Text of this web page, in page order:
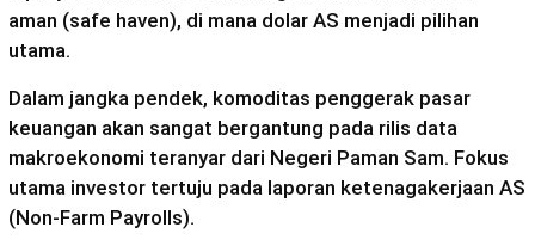
aman (safe haven), di mana dolar AS menjadi pilihan
utama.
Dalam jangka pendek, komoditas penggerak pasar
keuangan akan sangat bergantung pada rilis data
makroekonomi teranyar dari Negeri Paman Sam. Fokus
utama investor tertuju pada laporan ketenagakerjaan AS
(Non-Farm Payrolls).